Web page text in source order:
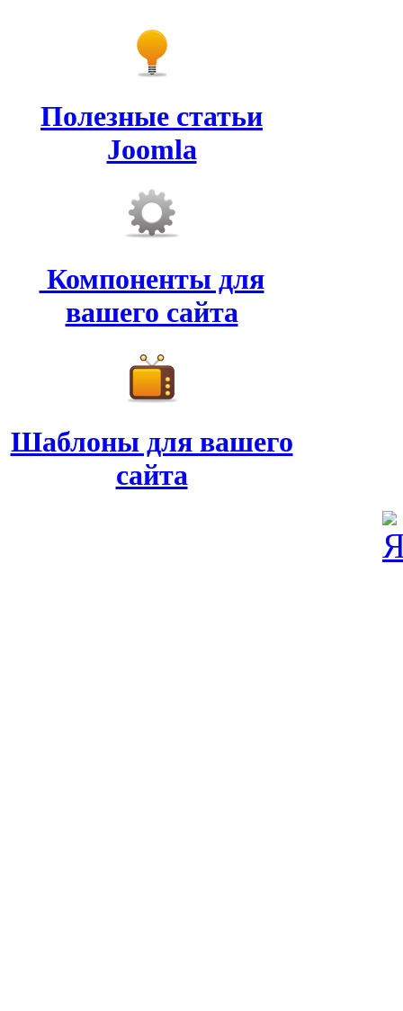
Полезные статьи
Joomla
Компоненты для
вашего сайта
Шаблоны для вашего
сайта